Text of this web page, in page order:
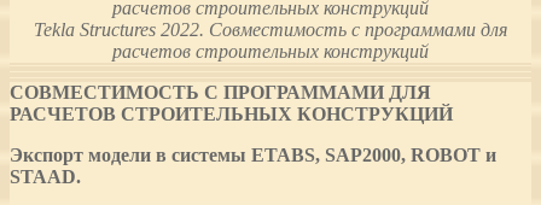
Tekla Structures 2022. Совместимость с программами для
расчетов строительных конструкций
СОВМЕСТИМОСТЬ С ПРОГРАММАМИ ДЛЯ
РАСЧЕТОВ СТРОИТЕЛЬНЫХ КОНСТРУКЦИЙ
Экспорт модели в системы ETABS, SAP2000, ROBOT и
STAAD.